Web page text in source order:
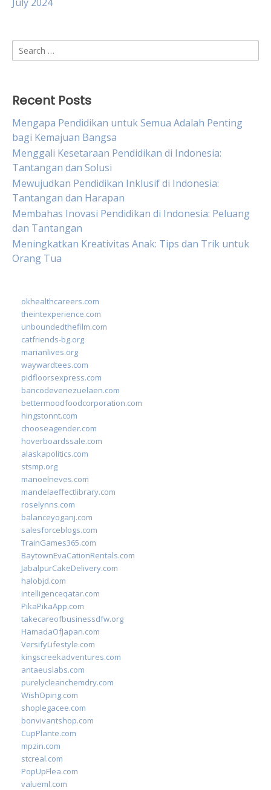
Search
for:
Recent Posts
Mengapa Pendidikan untuk Semua Adalah Penting
bagi Kemajuan Bangsa
Menggali Kesetaraan Pendidikan di Indonesia:
Tantangan dan Solusi
Mewujudkan Pendidikan Inklusif di Indonesia:
Tantangan dan Harapan
Membahas Inovasi Pendidikan di Indonesia: Peluang
dan Tantangan
Meningkatkan Kreativitas Anak: Tips dan Trik untuk
Orang Tua
okhealthcareers.com
theintexperience.com
unboundedthefilm.com
catfriends-bg.org
marianlives.org
waywardtees.com
pidfloorsexpress.com
bancodevenezuelaen.com
bettermoodfoodcorporation.com
hingstonnt.com
chooseagender.com
hoverboardssale.com
alaskapolitics.com
stsmp.org
manoelneves.com
mandelaeffectlibrary.com
roselynns.com
balanceyoganj.com
salesforceblogs.com
TrainGames365.com
BaytownEvaCationRentals.com
JabalpurCakeDelivery.com
halobjd.com
intelligenceqatar.com
PikaPikaApp.com
takecareofbusinessdfw.org
HamadaOfJapan.com
VersifyLifestyle.com
kingscreekadventures.com
antaeuslabs.com
purelycleanchemdry.com
WishOping.com
shoplegacee.com
bonvivantshop.com
CupPlante.com
mpzin.com
stcreal.com
PopUpFlea.com
valueml.com